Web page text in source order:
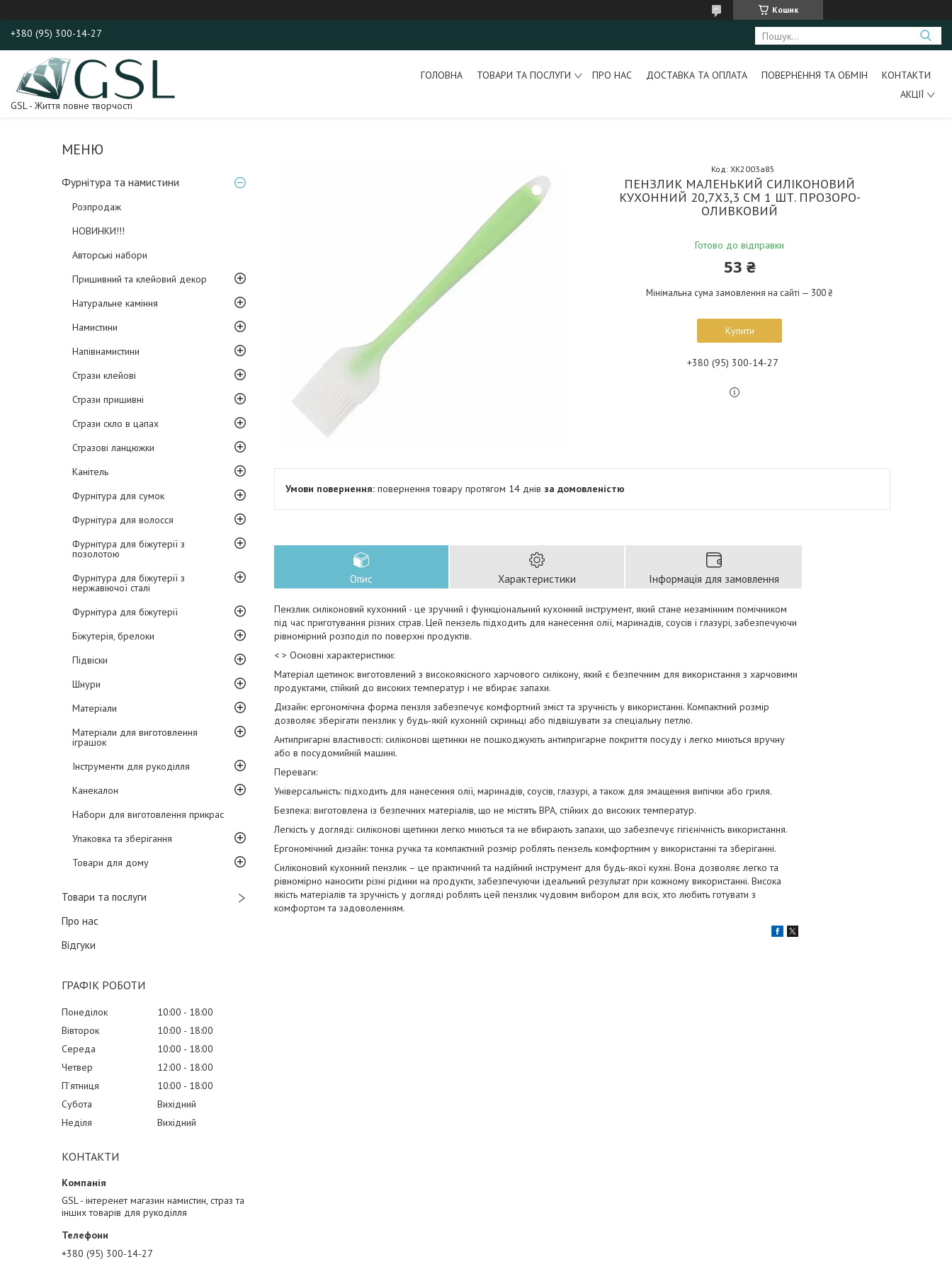
Кошик
+380 (95) 300-14-27
GSL - Життя повне творчості
ГОЛОВНА ТОВАРИ ТА ПОСЛУГИ ПРО НАС ДОСТАВКА ТА ОПЛАТА ПОВЕРНЕННЯ ТА ОБМІН
КОНТАКТИ
АКЦІЇ
Фурнітура та намистини
Розпродаж
НОВИНКИ!!!
Авторські набори
Пришивний та клейовий декор
Натуральне каміння
Намистини
Напівнамистини
Стрази клейові
Стрази пришивні
Стрази скло в цапах
Стразові ланцюжки
Канітель
Фурнітура для сумок
Фурнітура для волосся
Фурнітура для біжутерії з
позолотою
Фурнітура для біжутерії з
нержавіючої сталі
Фурнітура для біжутерії
Біжутерія, брелоки
Підвіски
Шнури
Матеріали
Матеріали для виготовлення
іграшок
Інструменти для рукоділля
Канекалон
Набори для виготовлення прикрас
Упаковка та зберігання
Товари для дому
Товари та послуги
Про нас
Відгуки
ГРАФІК РОБОТИ
Понеділок 10:00
18:00
Вівторок
10:00
18:00
Середа
10:00
18:00
Четвер
12:00
18:00
Пʼятниця
10:00
18:00
Субота
Вихідний
Неділя
Вихідний
КОНТАКТИ
GSL - інтеренет магазин намистин, страз та
інших товарів для рукоділля
+380 (95) 300-14-27
ПЕНЗЛИК МАЛЕНЬКИЙ СИЛІКОНОВИЙ
КУХОННИЙ 20,7Х3,3 СМ 1 ШТ. ПРОЗОРО-
ОЛИВКОВИЙ
Готово до відправки
Код:ХК2003а85
53 ₴
Мінімальна сума замовлення на сайті — 300 ₴
Купити
+380 (95) 300-14-27
повернення товару протягом 14 днів за домовленістю
Опис Характеристики Інформація для замовлення
Пензлик силіконовий кухонний - це зручний і функціональний кухонний інструмент, який стане незамінним помічником
під час приготування різних страв. Цей пензель підходить для нанесення олії, маринадів, соусів і глазурі, забезпечуючи
рівномірний розподіл по поверхні продуктів.
< > Основні характеристики:
Матеріал щетинок: виготовлений з високоякісного харчового силікону, який є безпечним для використання з харчовими
продуктами, стійкий до високих температур і не вбирає запахи.
Дизайн: ергономічна форма пензля забезпечує комфортний зміст та зручність у використанні. Компактний розмір
дозволяє зберігати пензлик у будь-якій кухонній скриньці або підвішувати за спеціальну петлю.
Антипригарні властивості: силіконові щетинки не пошкоджують антипригарне покриття посуду і легко миються вручну
або в посудомийній машині.
Переваги:
Універсальність: підходить для нанесення олії, маринадів, соусів, глазурі, а також для змащення випічки або гриля.
Безпека: виготовлена із безпечних матеріалів, що не містять BPA, стійких до високих температур.
Легкість у догляді: силіконові щетинки легко миються та не вбирають запахи, що забезпечує гігієнічність використання.
Ергономічний дизайн: тонка ручка та компактний розмір роблять пензель комфортним у використанні та зберіганні.
Силіконовий кухонний пензлик – це практичний та надійний інструмент для будь-якої кухні. Вона дозволяє легко та
рівномірно наносити різні рідини на продукти, забезпечуючи ідеальний результат при кожному використанні. Висока
якість матеріалів та зручність у догляді роблять цей пензлик чудовим вибором для всіх, хто любить готувати з
комфортом та задоволенням.